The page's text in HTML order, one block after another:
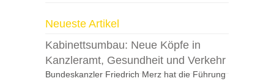
Neueste Artikel
Kabinettsumbau: Neue Köpfe in
Kanzleramt, Gesundheit und Verkehr
Bundeskanzler Friedrich Merz hat die Führung